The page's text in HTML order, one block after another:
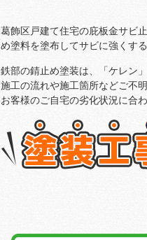
葛飾区戸建て住宅の庇板金サビ
め塗料を塗布してサビに強くす
鉄部の錆止め塗装は、「ケレン
施工の流れや施工箇所などご不
お客様のご自宅の劣化状況に合